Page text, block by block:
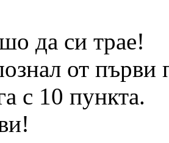
да си трае!
от първи
с 10 пункта.